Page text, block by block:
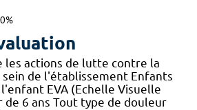
les actions de lutte contre la
de l'établissement Enfants
EVA (Echelle Visuelle
de 6 ans Tout type de douleur